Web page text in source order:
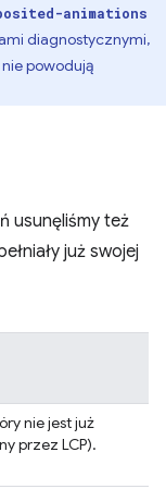
animations
diagnostycznymi,
powodują
usunęliśmy też
już swojej
nie jest już
przez LCP).